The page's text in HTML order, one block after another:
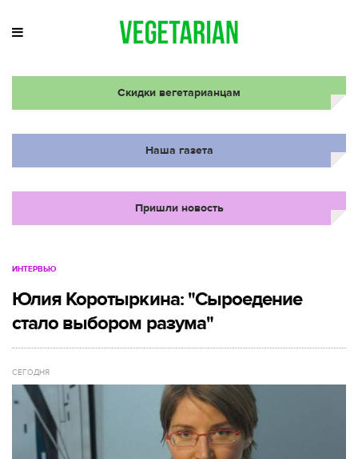
Скидки вегетарианцам
Наша газета
Пришли новость
ИНТЕРВЬЮ
Юлия Коротыркина: "Сыроедение
стало выбором разума"
СЕГОДНЯ